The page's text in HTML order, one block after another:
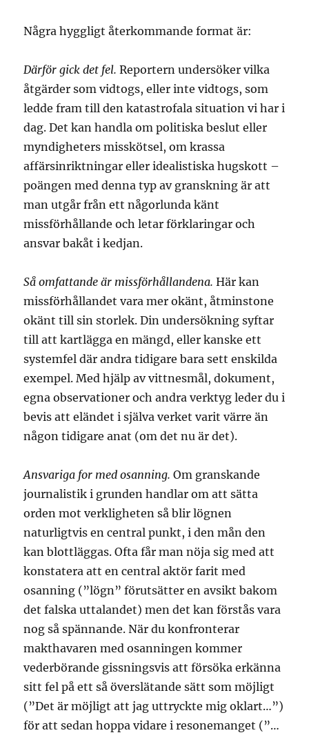
Några hyggligt återkommande format är:
Därför gick det fel.Reportern undersöker vilka
åtgärder som vidtogs, eller inte vidtogs, som
ledde fram till den katastrofala situation vi har i
dag. Det kan handla om politiska beslut eller
myndigheters misskötsel, om krassa
affärsinriktningar eller idealistiska hugskott –
poängen med denna typ av granskning är att
man utgår från ett någorlunda känt
missförhållande och letar förklaringar och
ansvar bakåt i kedjan.
Så omfattande är missförhållandena.Här kan
missförhållandet vara mer okänt, åtminstone
okänt till sin storlek. Din undersökning syftar
till att kartlägga en mängd, eller kanske ett
systemfel där andra tidigare bara sett enskilda
exempel. Med hjälp av vittnesmål, dokument,
egna observationer och andra verktyg leder du i
bevis att eländet i själva verket varit värre än
någon tidigare anat (om det nu är det).
Ansvariga for med osanning.Om granskande
journalistik i grunden handlar om att sätta
orden mot verkligheten så blir lögnen
naturligtvis en central punkt, i den mån den
kan blottläggas. Ofta får man nöja sig med att
konstatera att en central aktör farit med
osanning (”lögn” förutsätter en avsikt bakom
det falska uttalandet) men det kan förstås vara
nog så spännande. När du konfronterar
makthavaren med osanningen kommer
vederbörande gissningsvis att försöka erkänna
sitt fel på ett så överslätande sätt som möjligt
(”Det är möjligt att jag uttryckte mig oklart…”)
för att sedan hoppa vidare i resonemanget (”…